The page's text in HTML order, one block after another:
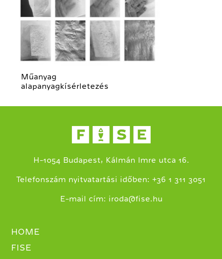
Műanyag
alapanyagkísérletezés
H-1054 Budapest, Kálmán Imre utca 16.
Telefonszám nyitvatartási időben: +36 1 311 3051
E-mail cím: iroda@fise.hu
HOME
FISE